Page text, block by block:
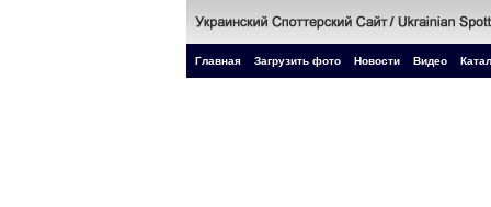
Главная Загрузить фото Новости Видео